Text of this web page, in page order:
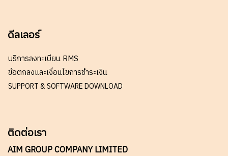
ดีลเลอร์
บริการลงทะเบียน RMS
ข้อตกลงและเงื่อนไขการชำระเงิน
SUPPORT & SOFTWARE DOWNLOAD
ติดต่อเรา
AIM GROUP COMPANY LIMITED